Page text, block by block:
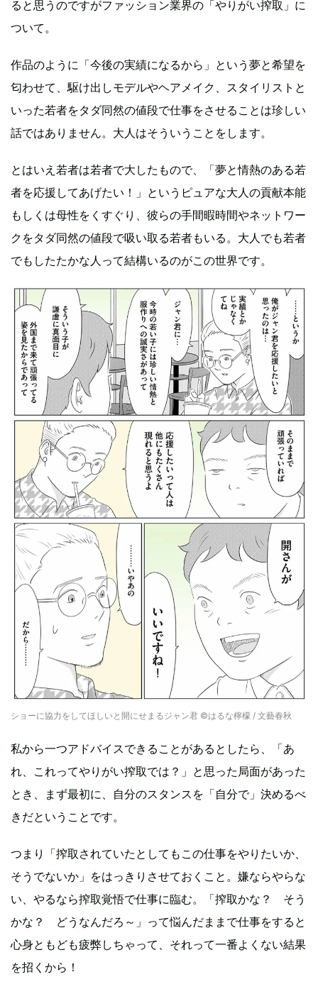
ると思うのですがファッション業界の「やりがい搾取」に
ついて。
作品のように「今後の実績になるから」という夢と希望を
匂わせて、駆け出しモデルやヘアメイク、スタイリストと
いった若者をタダ同然の値段で仕事をさせることは珍しい
話ではありません。大人はそういうことをします。
とはいえ若者は若者で大したもので、「夢と情熱のある若
者を応援してあげたい！」というピュアな大人の貢献本能
もしくは母性をくすぐり、彼らの手間暇時間やネットワー
クをタダ同然の値段で吸い取る若者もいる。大人でも若者
でもしたたかな人って結構いるのがこの世界です。
ショーに協力をしてほしいと開にせまるジャン君 ©︎はるな檸檬 / 文藝春秋
私から一つアドバイスできることがあるとしたら、「あ
れ、これってやりがい搾取では？」と思った局面があった
とき、まず最初に、自分のスタンスを「自分で」決めるべ
きだということです。
つまり「搾取されていたとしてもこの仕事をやりたいか、
そうでないか」をはっきりさせておくこと。嫌ならやらな
い、やるなら搾取覚悟で仕事に臨む。「搾取かな？ そう
かな？ どうなんだろ～」って悩んだままで仕事をすると
心身ともども疲弊しちゃって、それって一番よくない結果
を招くから！